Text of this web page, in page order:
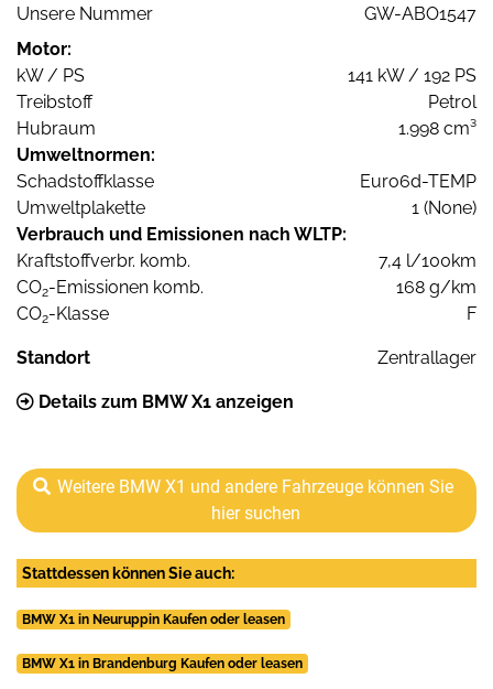
Unsere Nummer
GW-ABO1547
Motor:
kW / PS
141 kW / 192 PS
Treibstoff
Petrol
Hubraum
1.998 cm³
Umweltnormen:
Schadstoffklasse
Euro6d-TEMP
Umweltplakette
1 (None)
Verbrauch und Emissionen nach WLTP:
Kraftstoffverbr. komb.
7,4 l/100km
CO2-Emissionen komb.
168 g/km
CO2-Klasse F
Standort Zentrallager
Details zum BMW X1 anzeigen
Weitere BMW X1 und andere Fahrzeuge können Sie
hier suchen
Stattdessen können Sie auch:
BMW X1 in Neuruppin Kaufen oder leasen
BMW X1 in Brandenburg Kaufen oder leasen